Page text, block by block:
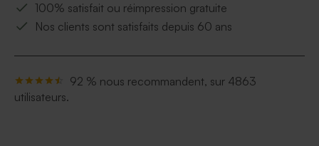
100% satisfait ou réimpression gratuite
Nos clients sont satisfaits depuis 60 ans
92 % nous recommandent, sur 4863
utilisateurs.